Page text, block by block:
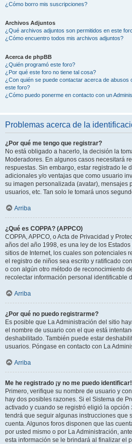
¿Cómo borro mis suscripciones?
Archivos Adjuntos
¿Qué archivos adjuntos son permitidos en este
¿Cómo encuentro todos mis archivos adjuntos?
Acerca de phpBB
¿Quién programó este foro?
¿Por qué este foro no tiene tal cosa?
¿Con quién se puede contactar acerca de abusos
este foro?
¿Cómo puedo ponerme en contacto con un
Problemas acerca de la
¿Por qué me tengo que registrar?
No está obligado a hacerlo, la decisión la
Moderadores. En algunos casos necesitará
respuestas. Sin embargo, estar registrado le
adicionales y/o ventajas que como usuario
su imagen personalizada (avatar), mensajes
usuarios, etc. Tan solo le tomará unos
Arriba
¿Qué es COPPA? (APPCO)
COPPA, APPCO, o Acta de Privacidad y
años del año 1998, es una ley de los
sitios de Internet, los cuales son potenciales
el registro de niños sea escrito y ratificado
o con algún otro método de reconocimiento
recolectar información personal identificable
Arriba
¿Por qué no puedo registrarme?
Es posible que La Administración del sitio
el nombre de usuario con el que está
deshabilitado. También puede estar
usuarios. Póngase en contacto con La
Arriba
Me he registrado ¡y no me puedo identificar!
Primero, verifique su nombre de usuario y
hay dos posibles razones. Si el Sistema de
activado y cuando se registró eligió la opción
tendrá que seguir algunas instrucciones que
cuenta. Algunos foros disponen que las
por usted mismo o por La Administración,
esta información se le brindará al finalizar el